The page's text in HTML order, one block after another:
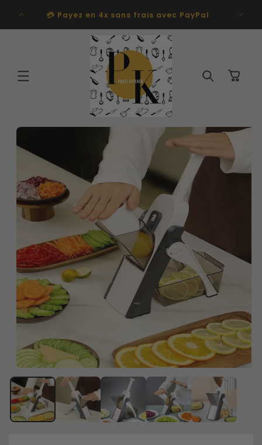
passer
contenu
💳 Payez en 4x sans frais avec PayPal
Panier
Passer aux
produits